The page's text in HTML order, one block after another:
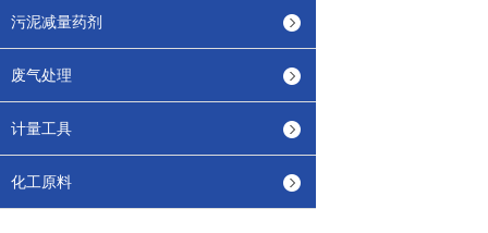
污泥减量药剂
废气处理
计量工具
化工原料